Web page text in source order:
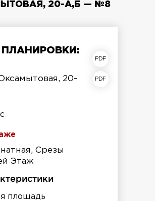
20-А,Б — №8
ПЛАНИРОВКИ:
20-
Срезы
Этаж
площадь